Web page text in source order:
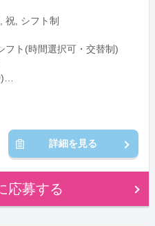
祝, シフト制
フト(時間選択可・交替制)
詳細を見る
応募する